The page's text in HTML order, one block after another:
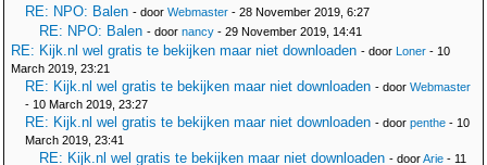
RE: NPO: Balen - door Webmaster - 28 November 2019, 6:27
RE: NPO: Balen - door nancy - 29 November 2019, 14:41
RE: Kijk.nl wel gratis te bekijken maar niet downloaden - door Loner - 10
March 2019, 23:21
RE: Kijk.nl wel gratis te bekijken maar niet downloaden - door Webmaster
- 10 March 2019, 23:27
RE: Kijk.nl wel gratis te bekijken maar niet downloaden - door penthe - 10
March 2019, 23:41
RE: Kijk.nl wel gratis te bekijken maar niet downloaden - doorArie - 11